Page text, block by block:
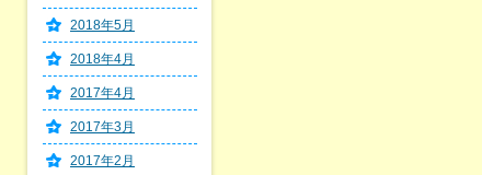
2018年5月
2018年4月
2017年4月
2017年3月
2017年2月